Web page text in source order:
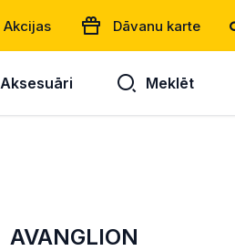
Akcijas Dāvanu karte
Aksesuāri Meklēt
AVANGLION